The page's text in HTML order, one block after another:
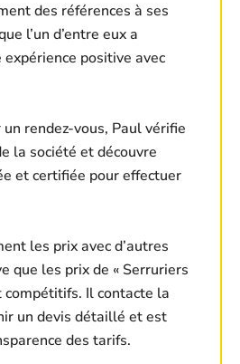
des références à ses
l’un d’entre eux a
positive avec
rendez-vous, Paul vérifie
la société et découvre
et certifiée pour effectuer
les prix avec d’autres
que les prix de « Serruriers
Il contacte la
un devis détaillé et est
des tarifs.